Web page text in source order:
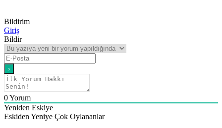
Bildirim
Giriş
Bildir
0Yorum
Yeniden Eskiye
Eskiden Yeniye Çok Oylananlar